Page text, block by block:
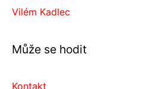
Vilém Kadlec
Může se hodit
Kontakt